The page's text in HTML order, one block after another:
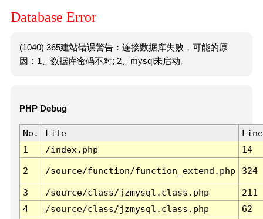
Database Error
(1040) 365建站错误警告：连接数据库失败，可能的原
因：1、数据库密码不对; 2、mysql未启动。
PHP Debug
No. File
Line
1
/index.php 14
2 /source/function/function_extend.php 324
3 /source/class/jzmysql.class.php
211
4
/source/class/jzmysql.class.php
62